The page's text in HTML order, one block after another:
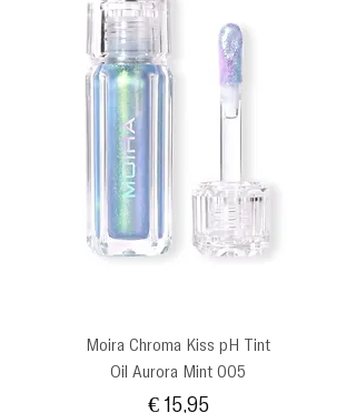
Moira Chroma Kiss pH Tint
Oil Aurora Mint 005
Prijs
€ 15,95